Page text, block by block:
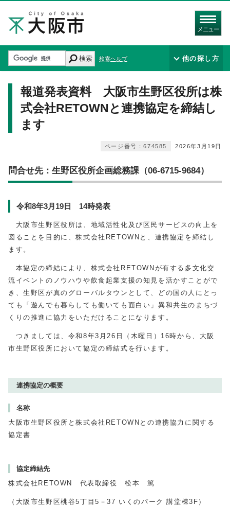
メニュー
検索 検索ヘルプ 他の探し方
報道発表資料 大阪市生野区役所は株
式会社RETOWNと連携協定を締結し
ます
2026年3月19日
ページ番号：674585
問合せ先：生野区役所企画総務課（06-6715-9684）
令和8年3月19日 14時発表
大阪市生野区役所は、地域活性化及び区民サービスの向上を
図ることを目的に、株式会社RETOWNと、連携協定を締結し
ます。
本協定の締結により、株式会社RETOWNが有する多文化交
流イベントのノウハウや飲食起業支援の知⾒を活かすことがで
き、生野区が真のグローバルタウンとして、どの国の人にとっ
ても「遊んでも暮らしても働いても面白い」異和共生のまちづ
くりの推進に協力をいただけることになります。
つきましては、令和8年3月26日（木曜日）16時から、大阪
市生野区役所において協定の締結式を行います。
連携協定の概要
名称
大阪市生野区役所と株式会社RETOWNとの連携協力に関する
協定書
協定締結先
株式会社RETOWN 代表取締役 松本 篤
（大阪市生野区桃谷5丁目5－37 いくのパーク 講堂棟3F）